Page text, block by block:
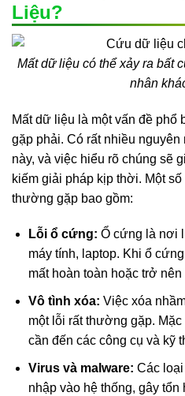
Liệu?
Mất dữ liệu có thể xảy ra bất
nhân
Mất dữ liệu là một vấn đề phổ
gặp phải. Có rất nhiều nguyên
này, và việc hiểu rõ chúng sẽ
kiếm giải pháp kịp thời. Một
thường gặp bao gồm:
Lỗi ổ cứng: Ổ cứng là nơi
máy tính, laptop. Khi ổ
mất hoàn toàn hoặc trở
Vô tình xóa: Việc xóa
một lỗi rất thường gặp.
cần đến các công cụ và kỹ
Virus và malware: Các
nhập vào hệ thống, gây